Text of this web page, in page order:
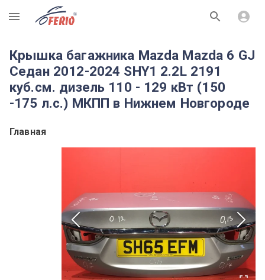
R
Крышка багажника Mazda Mazda 6 GJ
Седан 2012-2024 SHY1 2.2L 2191
куб.см. дизель 110 - 129 кВт (150
-175 л.с.) МКПП в Нижнем Новгороде
Главная